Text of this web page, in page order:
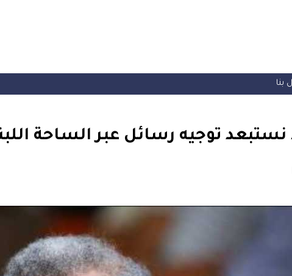
بنا
توجيه رسائل عبر الساحة